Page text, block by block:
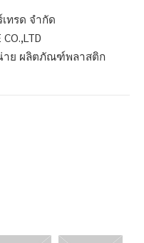
ทรด จำกัด
CO.,LTD
าย ผลิตภัณฑ์พลาสติก